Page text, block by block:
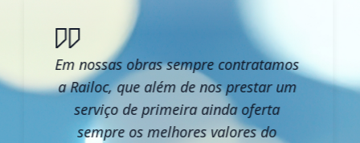
Em nossas obras sempre contratamos
a Railoc, que além de nos prestar um
serviço de primeira ainda oferta
sempre os melhores valores do